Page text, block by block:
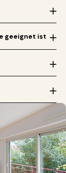
geeignet ist